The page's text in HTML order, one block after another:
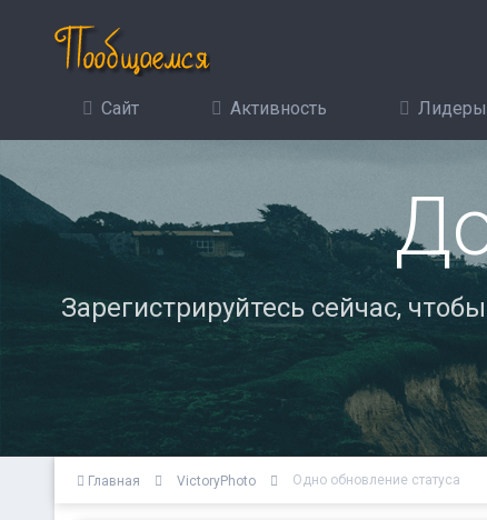
Сайт Активность Лидеры
Зарегистрируйтесь сейчас,
Главная VictoryPhoto Одно обновление статуса